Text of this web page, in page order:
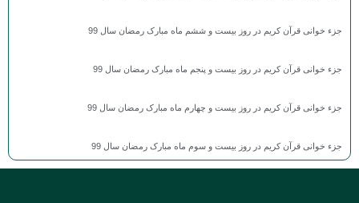
جزء خوانی قرآن کریم در روز بیست و ششم ماه مبارک رمضان سال 99
جزء خوانی قرآن کریم در روز بیست و پنجم ماه مبارک رمضان سال 99
جزء خوانی قرآن کریم در روز بیست و چهارم ماه مبارک رمضان سال 99
جزء خوانی قرآن کریم در روز بیست و سوم ماه مبارک رمضان سال 99